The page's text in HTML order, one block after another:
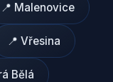
📍 Malenovice
📍 Vřesina
Bělá